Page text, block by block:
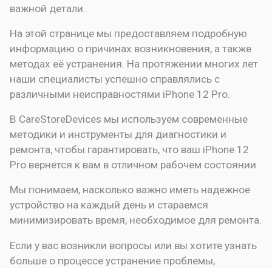
важной детали.
На этой странице мы предоставляем подробную
информацию о причинах возникновения, а также
методах её устранения. На протяжении многих лет
наши специалисты успешно справлялись с
различными неисправностями iPhone 12 Pro.
В CareStoreDevices мы используем современные
методики и инструменты для диагностики и
ремонта, чтобы гарантировать, что ваш iPhone 12
Pro вернется к вам в отличном рабочем состоянии.
Мы понимаем, насколько важно иметь надежное
устройство на каждый день и стараемся
минимизировать время, необходимое для ремонта.
Если у вас возникли вопросы или вы хотите узнать
больше о процессе устранение проблемы,